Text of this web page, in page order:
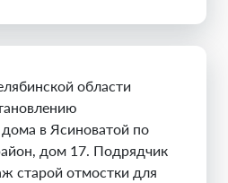
области
в Ясиноватой по
дом 17. Подрядчик
старой отмостки для